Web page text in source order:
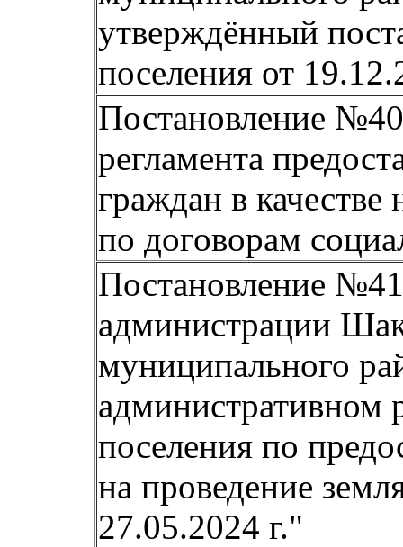
утверждённый
поселения от
Постановление
регламента
граждан в
по договорам
Постановление
администрации
муниципального
административном
поселения по
на проведение
27.05.2024 г."